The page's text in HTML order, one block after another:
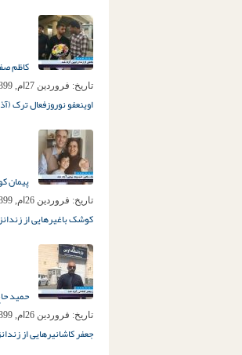
کاظم
تاریخ: فروردین 27ام, 1399
اوینعفو نوروزفعال ترک
پیمان
تاریخ: فروردین 26ام, 1399
کوشک باغیرهایی از زندان
حمید
تاریخ: فروردین 26ام, 1399
جعفر کاشانیرهایی از زندان